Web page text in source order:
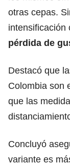
otras cepas.
intensificación
pérdida de
Destacó que
Colombia son
que las
Concluyó
variante es